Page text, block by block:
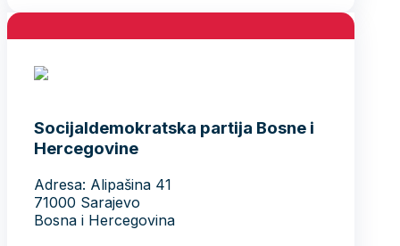
Socijaldemokratska partija Bosne i
Hercegovine
Adresa: Alipašina 41
71000 Sarajevo
Bosna i Hercegovina